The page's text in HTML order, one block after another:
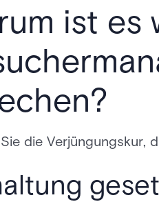
ist es
die Verjüngungskur,